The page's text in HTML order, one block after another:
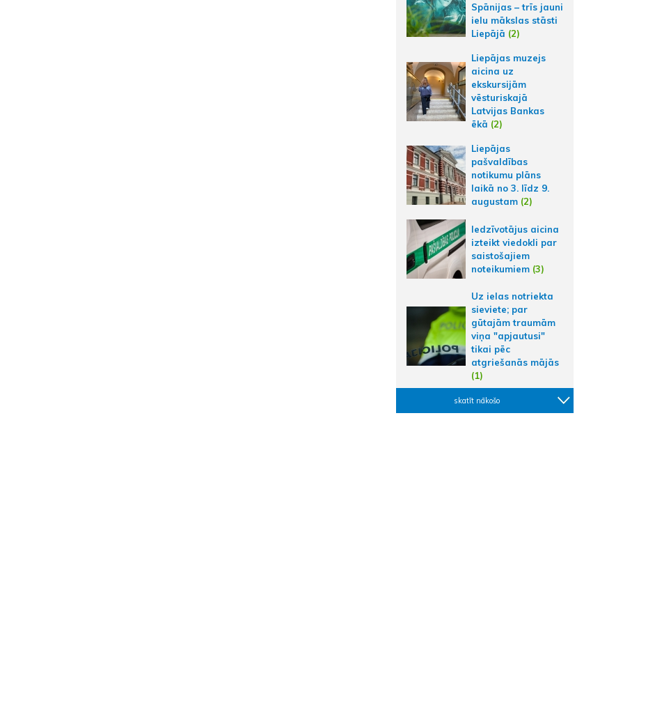
Spānijas – trīs jauni
ielu mākslas stāsti
Liepājā (2)
Liepājas muzejs
aicina uz
ekskursijām
vēsturiskajā
Latvijas Bankas
ēkā (2)
Liepājas
pašvaldības
notikumu plāns
laikā no 3. līdz 9.
augustam (2)
Iedzīvotājus aicina
izteikt viedokli par
saistošajiem
noteikumiem (3)
Uz ielas notriekta
sieviete; par
gūtajām traumām
viņa "apjautusi"
tikai pēc
atgriešanās mājās
(1)
skatīt nākošo